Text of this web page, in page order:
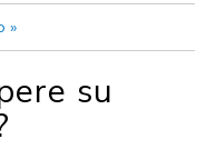
»
su